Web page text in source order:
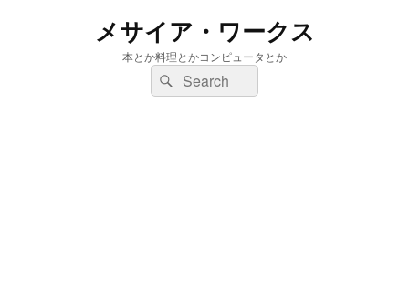
メサイア・ワークス
本とか料理とかコンピュータとか
検
索:
検
索